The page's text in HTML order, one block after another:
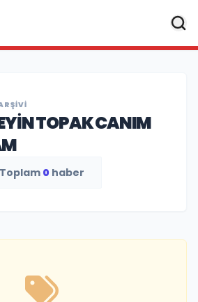
TOPAK CANIM
Toplam 0 haber